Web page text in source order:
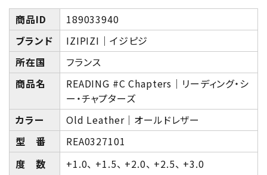
商品ID
189033940
ブランド
IZIPIZI｜イジピジ
所在国
フランス
商品名
READING #C Chapters｜リーディング・シ
ー・チャプターズ
カラー
Old Leather｜オールドレザー
型 番
REA0327101
度 数
+1.0、 +1.5、 +2.0、 +2.5、 +3.0